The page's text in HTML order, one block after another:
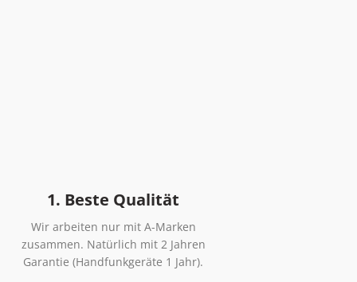
1. Beste Qualität
Wir arbeiten nur mit A-Marken
zusammen. Natürlich mit 2 Jahren
Garantie (Handfunkgeräte 1 Jahr).